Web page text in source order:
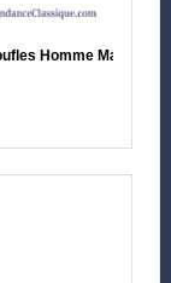
Homme Mariage